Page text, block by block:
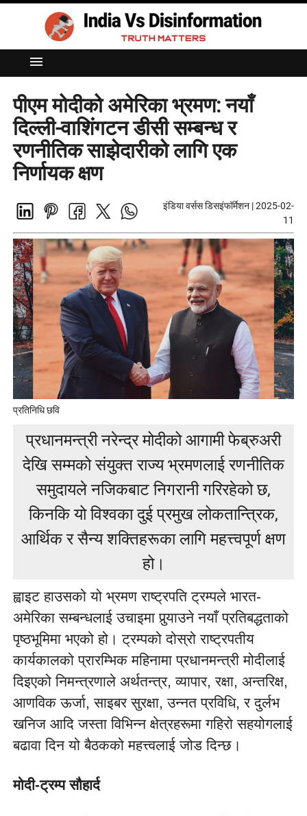
menu
पीएम मोदीको अमेरिका भ्रमण: नयाँ
दिल्ली-वाशिंगटन डीसी सम्बन्ध र
रणनीतिक साझेदारीको लागि एक
निर्णायक क्षण
इंडिया वर्सस डिसइंफॉर्मेशन|2025-02-
11
प्रतिनिधि छवि
प्रधानमन्त्री नरेन्द्र मोदीको आगामी फेब्रुअरी
देखि सम्मको संयुक्त राज्य भ्रमणलाई रणनीतिक
समुदायले नजिकबाट निगरानी गरिरहेको छ,
किनकि यो विश्वका दुई प्रमुख लोकतान्त्रिक,
आर्थिक र सैन्य शक्तिहरूका लागि महत्त्वपूर्ण क्षण
हो।
ह्वाइट हाउसको यो भ्रमण राष्ट्रपति ट्रम्पले भारत-
अमेरिका सम्बन्धलाई उचाइमा पुर्‍याउने नयाँ प्रतिबद्धताको
पृष्ठभूमिमा भएको हो। ट्रम्पको दोस्रो राष्ट्रपतीय
कार्यकालको प्रारम्भिक महिनामा प्रधानमन्त्री मोदीलाई
दिइएको निमन्त्रणाले अर्थतन्त्र, व्यापार, रक्षा, अन्तरिक्ष,
आणविक ऊर्जा, साइबर सुरक्षा, उन्नत प्रविधि, र दुर्लभ
खनिज आदि जस्ता विभिन्न क्षेत्रहरूमा गहिरो सहयोगलाई
बढावा दिन यो बैठकको महत्त्वलाई जोड दिन्छ।
मोदी-ट्रम्प सौहार्द